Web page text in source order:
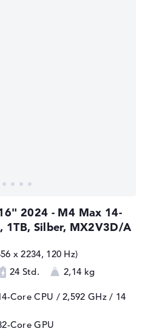
2024 - M4 Max 14-
1TB, Silber, MX2V3D/A
x 2234, 120 Hz)
24 Std. 2,14 kg
Core CPU / 2,592 GHz/ 14
Core GPU